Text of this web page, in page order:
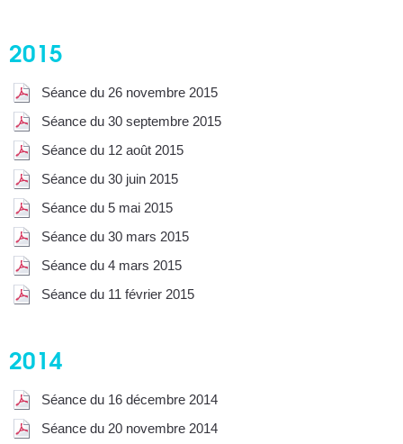
2015
Séance du 26 novembre 2015
Séance du 30 septembre 2015
Séance du 12 août 2015
Séance du 30 juin 2015
Séance du 5 mai 2015
Séance du 30 mars 2015
Séance du 4 mars 2015
Séance du 11 février 2015
2014
Séance du 16 décembre 2014
Séance du 20 novembre 2014